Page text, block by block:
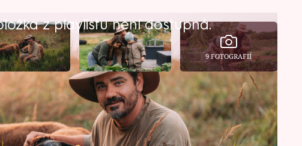
z playlistu není dostupná.
9 FOTOGRAFIÍ
Kotek se pouští do velkolepé zvelebovací
nic neprobíhá podle plánu. Místo oslav
průjem u ovcí a nakonec i ničivé krupobití.